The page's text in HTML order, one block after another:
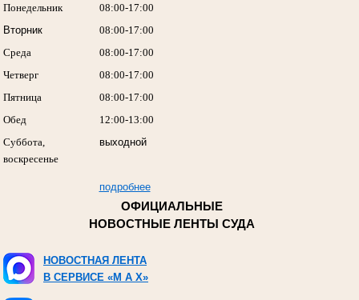
Понедельник
08:00-17:00
Вторник
08:00-17:00
Среда
08:00-17:00
Четверг
08:00-17:00
Пятница
08:00-17:00
Обед
12:00-13:00
Суббота,
воскресенье
выходной
подробнее
ОФИЦИАЛЬНЫЕ
НОВОСТНЫЕ ЛЕНТЫ СУДА
НОВОСТНАЯ ЛЕНТА
В СЕРВИСЕ «M A X»